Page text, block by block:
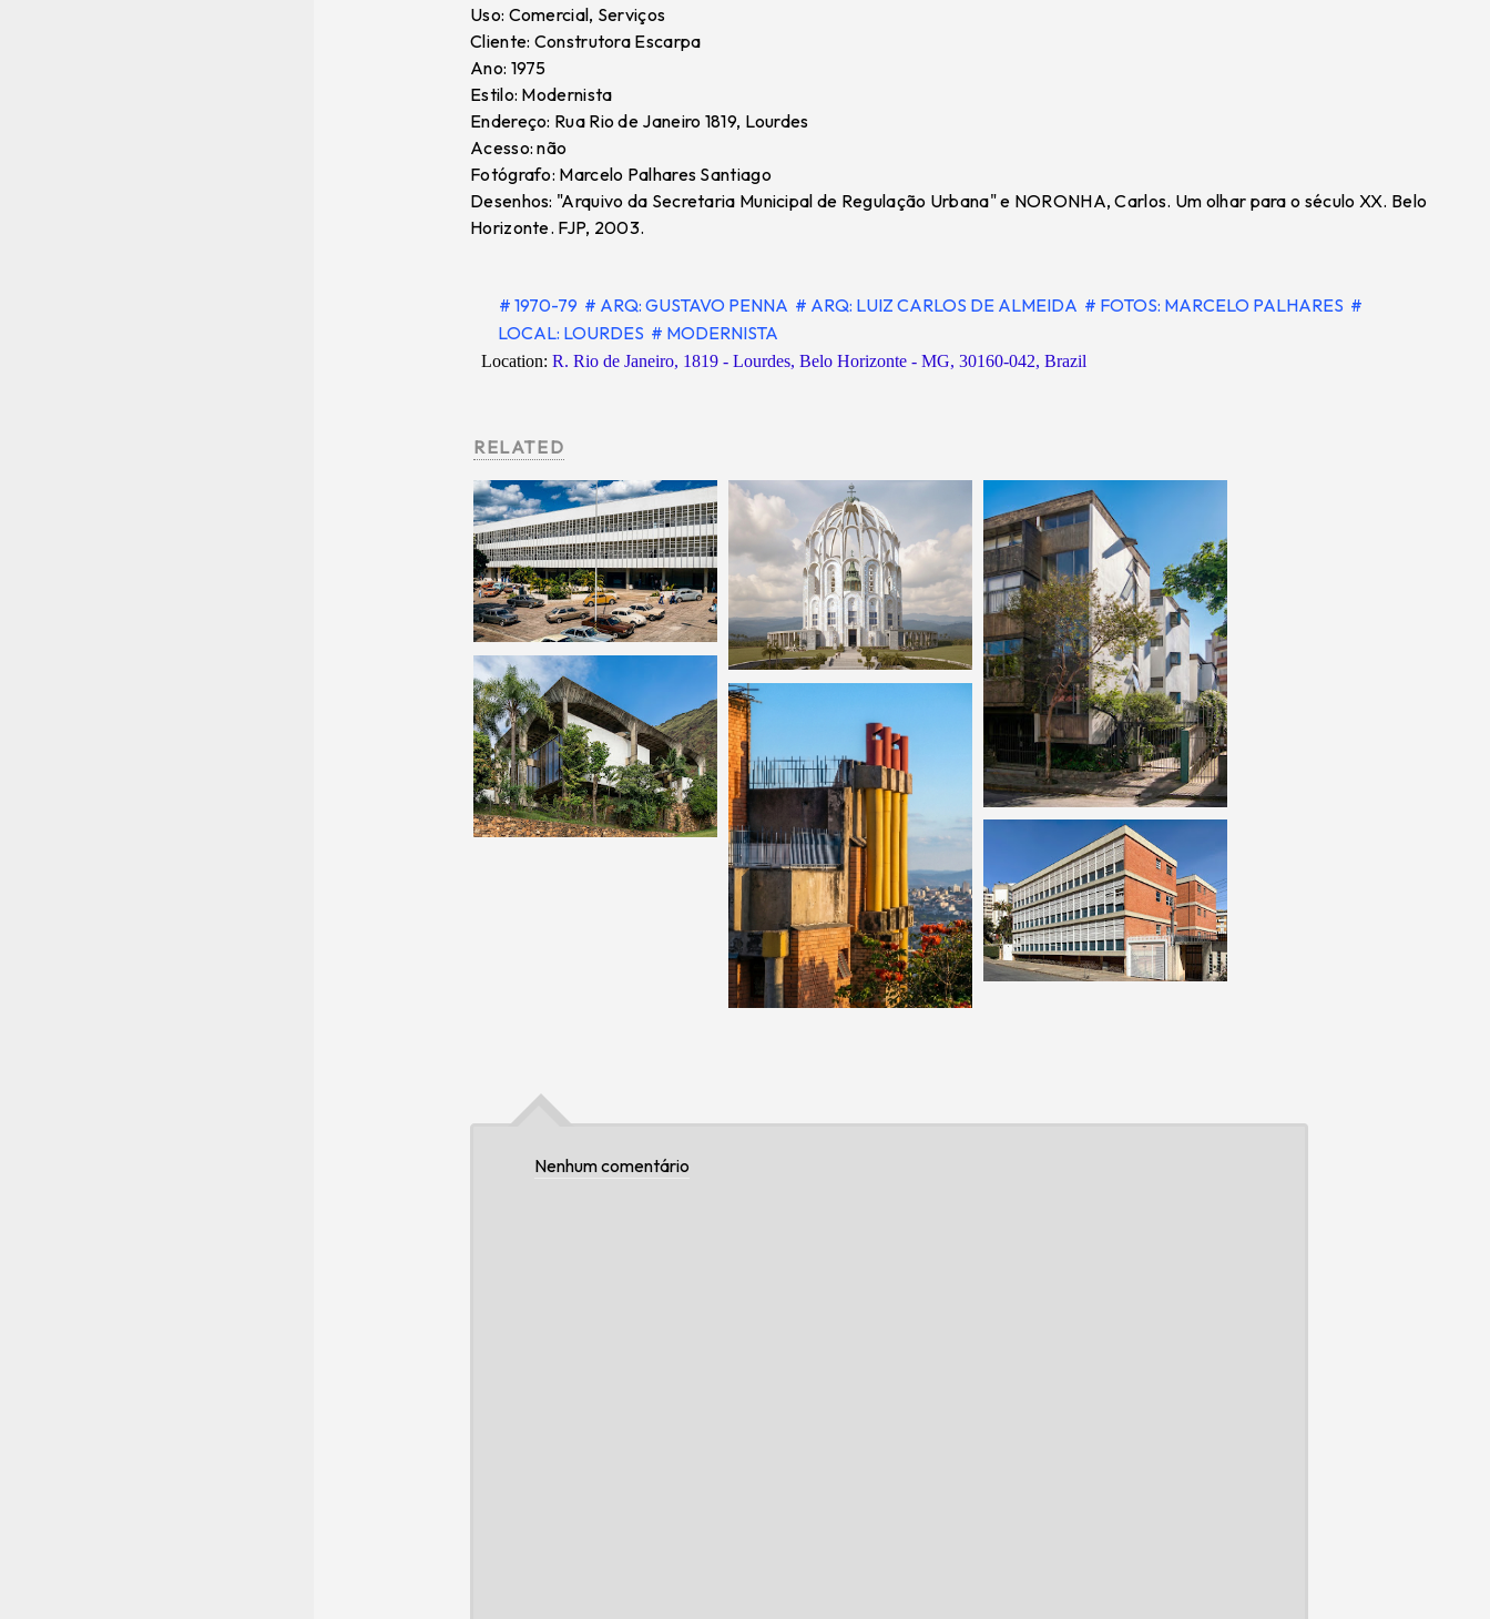
Uso: Comercial, Serviços
Cliente: Construtora Escarpa
Ano: 1975
Estilo: Modernista
Endereço: Rua Rio de Janeiro 1819, Lourdes
Acesso: não
Fotógrafo: Marcelo Palhares Santiago
Desenhos: "Arquivo da Secretaria Municipal de Regulação Urbana" e NORONHA, Carlos. Um olhar para o século XX. Belo
Horizonte. FJP, 2003.
# 1970-79 # ARQ: GUSTAVO PENNA # ARQ: LUIZ CARLOS DE ALMEIDA # FOTOS: MARCELO PALHARES #
LOCAL: LOURDES # MODERNISTA
Location: R. Rio de Janeiro, 1819 - Lourdes, Belo Horizonte - MG, 30160-042, Brazil
RELATED
Nenhum comentário